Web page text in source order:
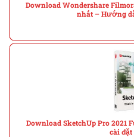
Download Wondershare
nhất – Hướng
Download SketchUp Pro 2021
cài